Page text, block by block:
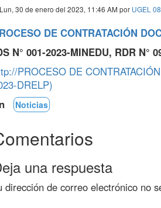
Lun, 30 de enero del 2023, 11:46 AM por UGEL
DE CONTRATACIÓN
N° 001-2023-MINEDU, RDR N°
PROCESO DE
DRELP)
Noticias
una respuesta
dirección de correo electrónico no